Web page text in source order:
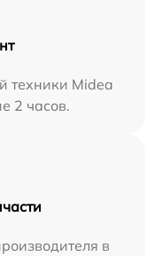
техники Midea
2 часов.
в